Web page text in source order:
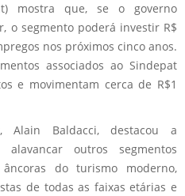
mostra que, se o governo
o segmento poderá investir R$
nos próximos cinco anos.
associados ao Sindepat
e movimentam cerca de R$1
Alain Baldacci, destacou a
outros segmentos
do turismo moderno,
de todas as faixas etárias e